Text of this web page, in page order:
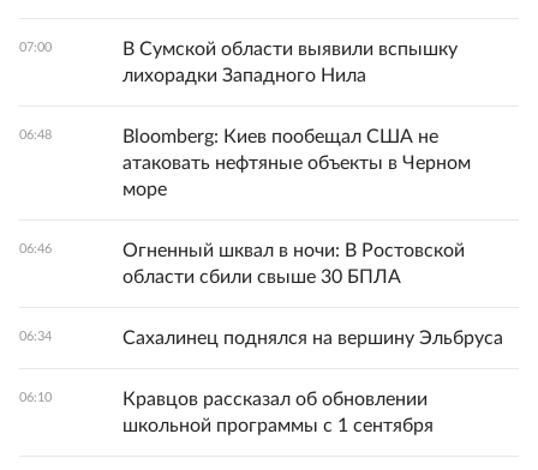
07:00
В Сумской области выявили вспышку
лихорадки Западного Нила
06:48
Bloomberg: Киев пообещал США не
атаковать нефтяные объекты в Черном
море
06:46
Огненный шквал в ночи: В Ростовской
области сбили свыше 30 БПЛА
06:34 Сахалинец поднялся на вершину Эльбруса
06:10
Кравцов рассказал об обновлении
школьной программы с 1 сентября